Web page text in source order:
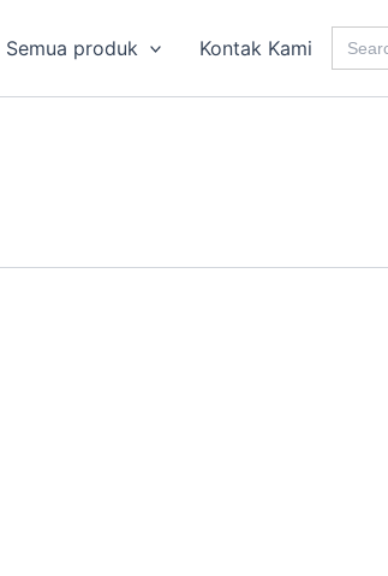
Semua produk Kontak Kami
Search
for: